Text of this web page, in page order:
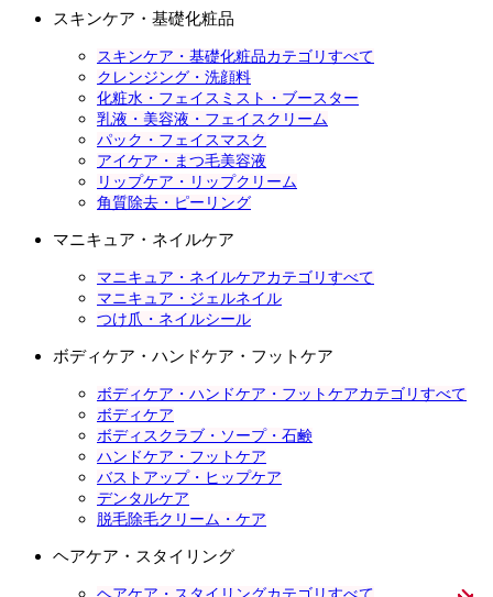
スキンケア・基礎化粧品
スキンケア・基礎化粧品カテゴリすべて
クレンジング・洗顔料
化粧水・フェイスミスト・ブースター
乳液・美容液・フェイスクリーム
パック・フェイスマスク
アイケア・まつ毛美容液
リップケア・リップクリーム
角質除去・ピーリング
マニキュア・ネイルケア
マニキュア・ネイルケアカテゴリすべて
マニキュア・ジェルネイル
つけ爪・ネイルシール
ボディケア・ハンドケア・フットケア
ボディケア・ハンドケア・フットケアカテゴリすべて
ボディケア
ボディスクラブ・ソープ・石鹸
ハンドケア・フットケア
バストアップ・ヒップケア
デンタルケア
脱毛除毛クリーム・ケア
ヘアケア・スタイリング